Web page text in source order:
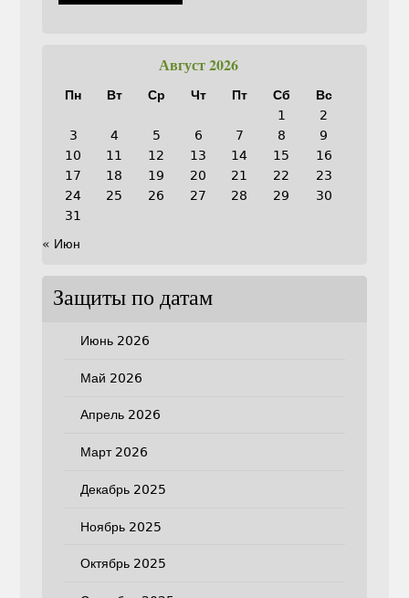
Август 2026
Пн Вт Ср Чт Пт Сб
Вс
1
2
3
4 5 6 7 8
9
10
11 12 13 14 15
16
17
18 19 20 21 22
23
24
25 26 27 28 29
30
31
« Июн
Защиты по датам
Июнь 2026
Май 2026
Апрель 2026
Март 2026
Декабрь 2025
Ноябрь 2025
Октябрь 2025